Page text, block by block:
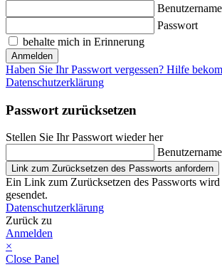
Benutzername
Passwort
behalte mich in Erinnerung
Anmelden
Haben Sie Ihr Passwort vergessen? Hilfe
Datenschutzerklärung
Passwort zurücksetzen
Stellen Sie Ihr Passwort wieder her
Link zum Zurücksetzen des Passworts anfordern
Ein Link zum Zurücksetzen des Passworts
gesendet.
Datenschutzerklärung
Zurück zu
Anmelden
×
Close Panel